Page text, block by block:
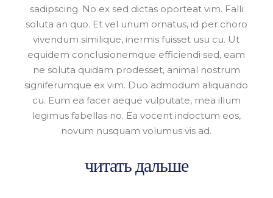
sadipscing. No ex sed dictas oporteat vim. Falli
soluta an quo. Et vel unum ornatus, id per choro
vivendum similique, inermis fuisset usu cu. Ut
equidem conclusionemque efficiendi sed, eam
ne soluta quidam prodesset, animal nostrum
signiferumque ex vim. Duo admodum aliquando
cu. Eum ea facer aeque vulputate, mea illum
legimus fabellas no. Ea vocent indoctum eos,
novum nusquam volumus vis ad.
читать дальше